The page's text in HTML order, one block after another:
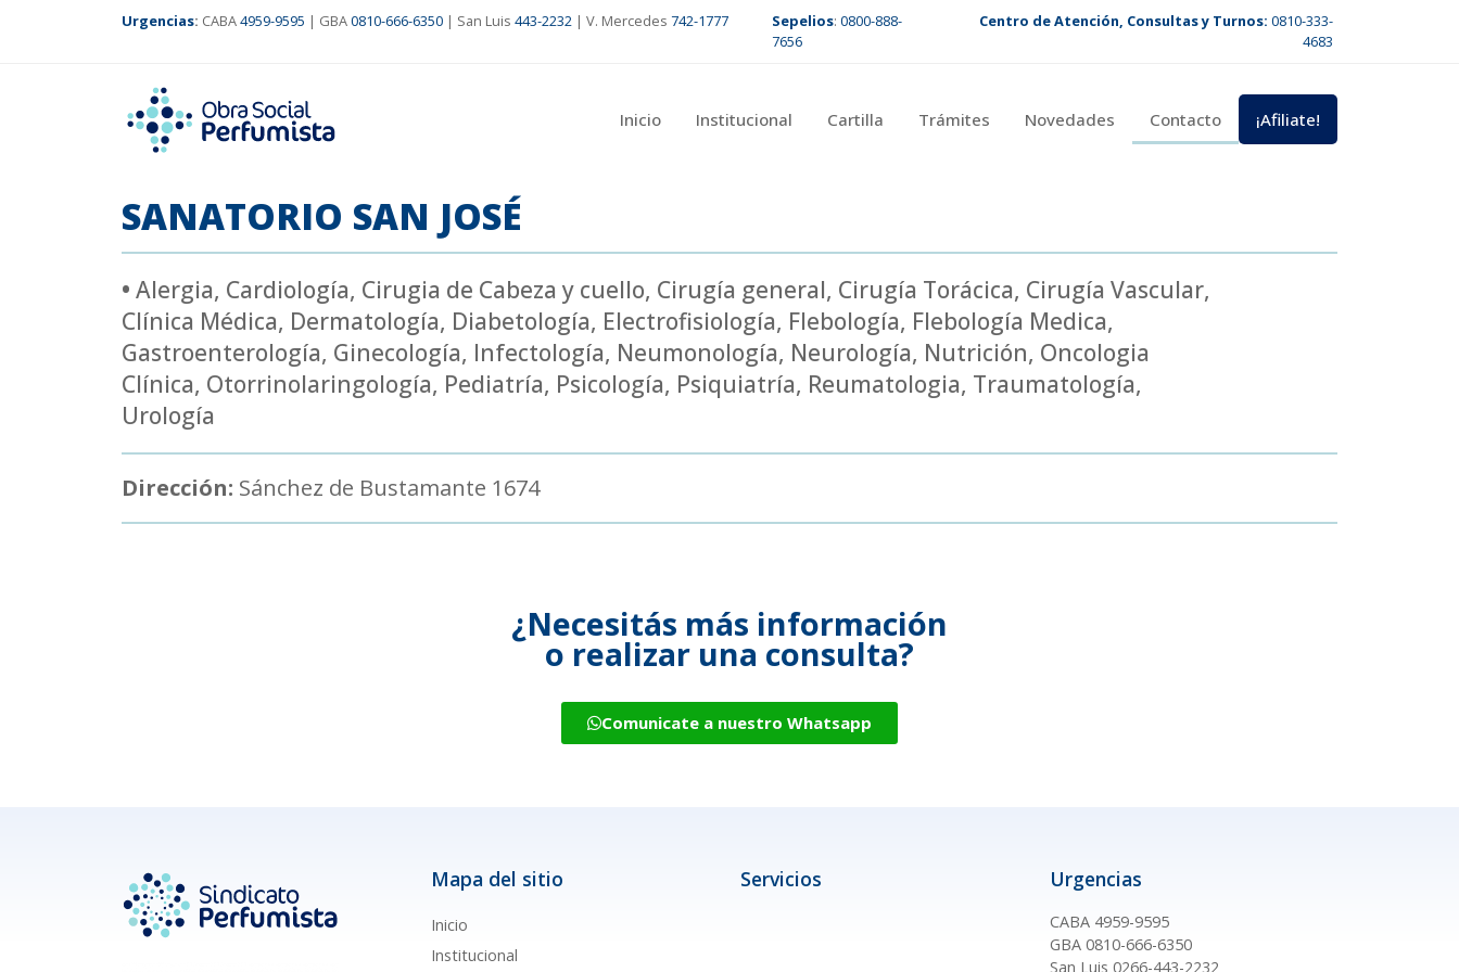
Urgencias: CABA4959-9595 | GBA0810-666-6350 | San Luis 443-2232 | V. Mercedes 742-1777 Sepelios: 0800-888-
7656
Centro de Atención, Consultas y Turnos: 0810-333-
4683
Inicio Institucional Cartilla Trámites Novedades Contacto ¡Afiliate!
SANATORIO SAN JOSÉ
• Alergia, Cardiología, Cirugia de Cabeza y cuello, Cirugía general, Cirugía Torácica, Cirugía Vascular,
Clínica Médica, Dermatología, Diabetología, Electrofisiología, Flebología, Flebología Medica,
Gastroenterología, Ginecología, Infectología, Neumonología, Neurología, Nutrición, Oncologia
Clínica, Otorrinolaringología, Pediatría, Psicología, Psiquiatría, Reumatologia, Traumatología,
Urología
Dirección: Sánchez de Bustamante 1674
¿Necesitás más información
o realizar una consulta?
Comunicate a nuestro Whatsapp
Mapa del sitio
Inicio
Institucional
Servicios Urgencias
CABA 4959-9595
GBA 0810-666-6350
San Luis 0266-443-2232